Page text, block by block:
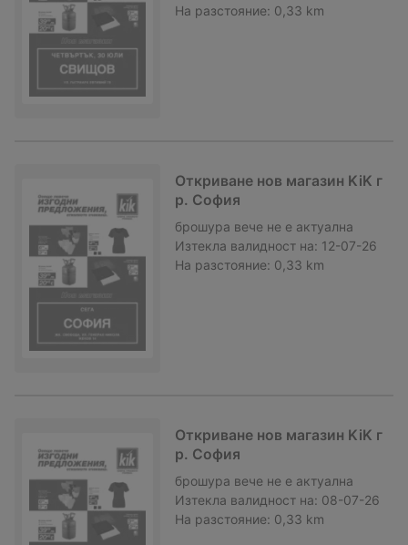
На разстояние: 0,33 km
Откриване нов магазин KiK г
р. София
брошура вече не е актуална
Изтекла валидност на: 12-07-26
На разстояние: 0,33 km
Откриване нов магазин KiK г
р. София
брошура вече не е актуална
Изтекла валидност на: 08-07-26
На разстояние: 0,33 km